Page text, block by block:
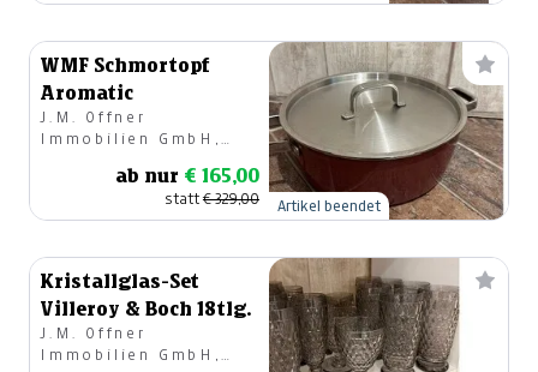
WMF Schmortopf
Aromatic
J.M. Offner
Immobilien GmbH,
ab nur € 165,00
statt€ 329,00 Artikel beendet
Kristallglas-Set
Villeroy & Boch 18tlg.
J.M. Offner
Immobilien GmbH,